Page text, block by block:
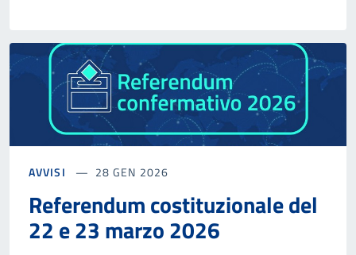
AVVISI 28 GEN 2026
Referendum costituzionale del
22 e 23 marzo 2026